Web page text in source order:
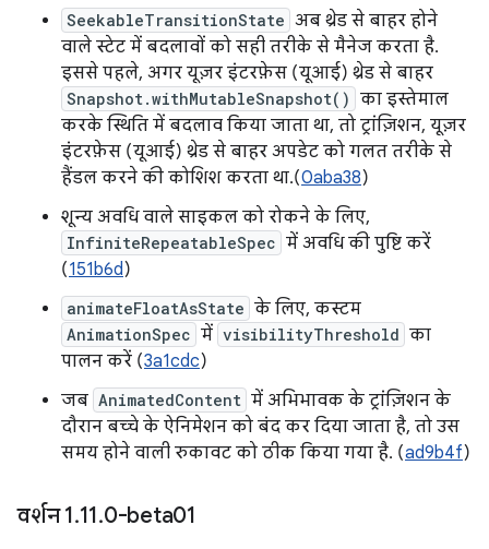
SeekableTransitionState अब थ्रेड से बाहर होने
वाले स्टेट में बदलावों को सही तरीके से मैनेज करता है.
इससे पहले, अगर यूज़र इंटरफ़ेस (यूआई) थ्रेड से बाहर
Snapshot.withMutableSnapshot() का इस्तेमाल
करके स्थिति में बदलाव किया जाता था, तो ट्रांज़िशन, यूज़र
इंटरफ़ेस (यूआई) थ्रेड से बाहर अपडेट को गलत तरीके से
हैंडल करने की कोशिश करता था.(0aba38)
शून्य अवधि वाले साइकल को रोकने के लिए,
InfiniteRepeatableSpec में अवधि की पुष्टि करें
(151b6d)
animateFloatAsState के लिए, कस्टम
AnimationSpec में visibilityThreshold का
पालन करें (3a1cdc)
जब AnimatedContent में अभिभावक के ट्रांज़िशन के
दौरान बच्चे के ऐनिमेशन को बंद कर दिया जाता है, तो उस
समय होने वाली रुकावट को ठीक किया गया है. (ad9b4f)
वर्शन 1.11.0-beta01